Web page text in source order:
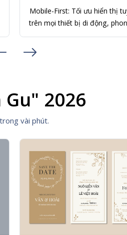
Mobile-First: Tối ưu hiển thị
trên mọi thiết bị di động,
đơn giản, tinh tế, không thể
cầu kì, với sự lãng mạn của
2026
vài phút.